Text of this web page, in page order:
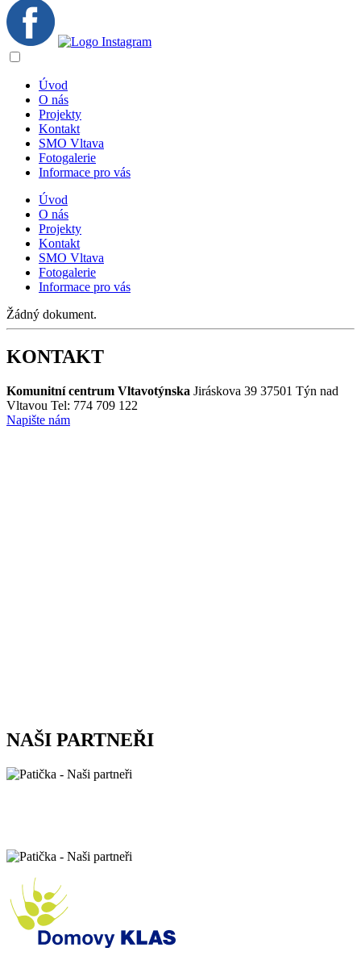
Úvod
O nás
Projekty
Kontakt
SMO Vltava
Fotogalerie
Informace pro vás
Úvod
O nás
Projekty
Kontakt
SMO Vltava
Fotogalerie
Informace pro vás
Žádný dokument.
KONTAKT
Komunitní centrum Vltavotýnska Jiráskova 39 37501 Týn nad
Vltavou Tel: 774 709 122
Napište nám
NAŠI PARTNEŘI